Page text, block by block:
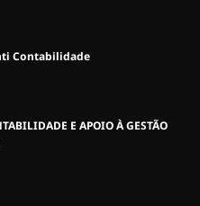
Contabilidade
E APOIO À GESTÃO